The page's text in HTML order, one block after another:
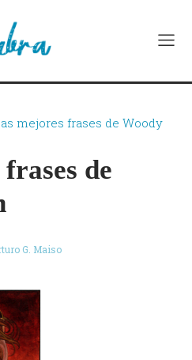
mejores frases de Woody
de
G. Maiso